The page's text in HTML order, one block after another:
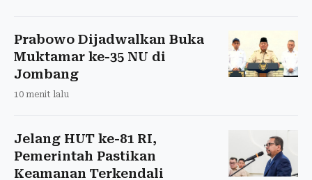
Prabowo Dijadwalkan Buka
Muktamar ke-35 NU di
Jombang
10 menit lalu
Jelang HUT ke-81 RI,
Pemerintah Pastikan
Keamanan Terkendali